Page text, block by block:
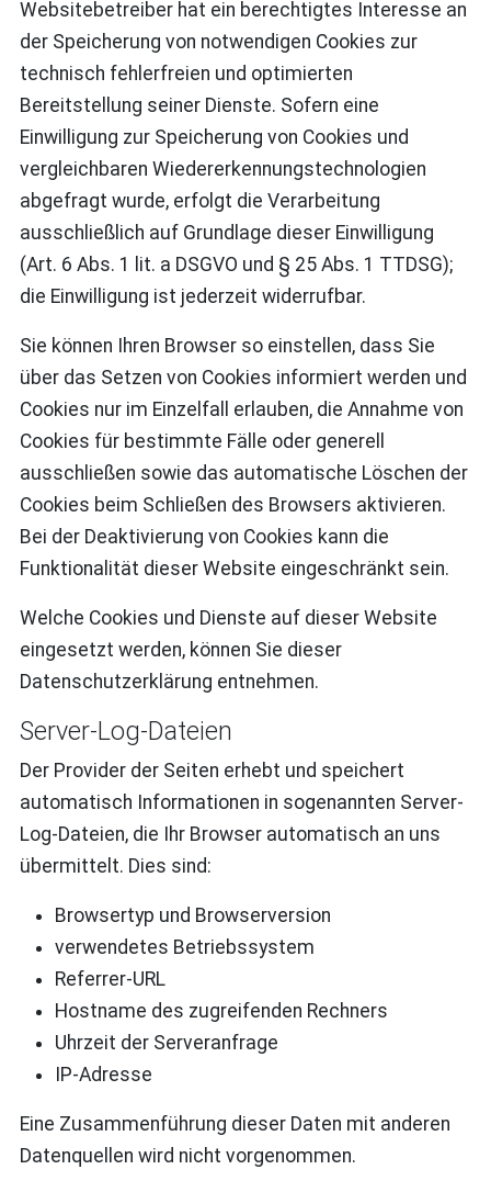
Websitebetreiber hat ein berechtigtes Interesse an
der Speicherung von notwendigen Cookies zur
technisch fehlerfreien und optimierten
Bereitstellung seiner Dienste. Sofern eine
Einwilligung zur Speicherung von Cookies und
vergleichbaren Wiedererkennungstechnologien
abgefragt wurde, erfolgt die Verarbeitung
ausschließlich auf Grundlage dieser Einwilligung
(Art. 6 Abs. 1 lit. a DSGVO und § 25 Abs. 1 TTDSG);
die Einwilligung ist jederzeit widerrufbar.
Sie können Ihren Browser so einstellen, dass Sie
über das Setzen von Cookies informiert werden und
Cookies nur im Einzelfall erlauben, die Annahme von
Cookies für bestimmte Fälle oder generell
ausschließen sowie das automatische Löschen der
Cookies beim Schließen des Browsers aktivieren.
Bei der Deaktivierung von Cookies kann die
Funktionalität dieser Website eingeschränkt sein.
Welche Cookies und Dienste auf dieser Website
eingesetzt werden, können Sie dieser
Datenschutzerklärung entnehmen.
Server-Log-Dateien
Der Provider der Seiten erhebt und speichert
automatisch Informationen in sogenannten Server-
Log-Dateien, die Ihr Browser automatisch an uns
übermittelt. Dies sind:
Browsertyp und Browserversion
verwendetes Betriebssystem
Referrer-URL
Hostname des zugreifenden Rechners
Uhrzeit der Serveranfrage
IP-Adresse
Eine Zusammenführung dieser Daten mit anderen
Datenquellen wird nicht vorgenommen.